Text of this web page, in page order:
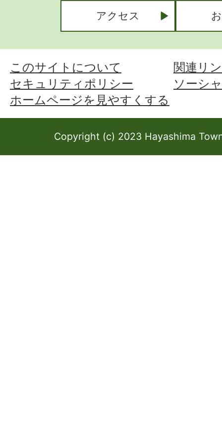
アクセス
このサイトについて
関連リ
セキュリティポリシー
ソーシ
ホームページを見やすくする
Copyright (c) 2023 Hayashima